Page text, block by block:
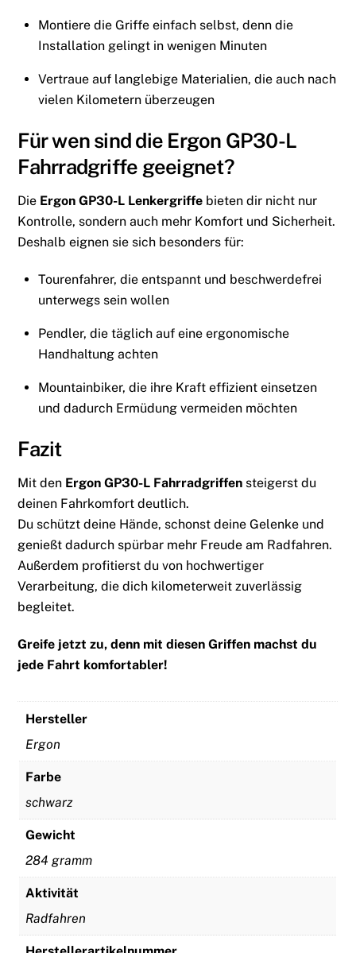
Montiere die Griffe einfach selbst, denn die
Installation gelingt in wenigen Minuten
Vertraue auf langlebige Materialien, die auch nach
vielen Kilometern überzeugen
Für wen sind die Ergon GP30-L
Fahrradgriffe geeignet?
Die Ergon GP30-L Lenkergriffe bieten dir nicht nur
Kontrolle, sondern auch mehr Komfort und Sicherheit.
Deshalb eignen sie sich besonders für:
Tourenfahrer, die entspannt und beschwerdefrei
unterwegs sein wollen
Pendler, die täglich auf eine ergonomische
Handhaltung achten
Mountainbiker, die ihre Kraft effizient einsetzen
und dadurch Ermüdung vermeiden möchten
Fazit
Mit den Ergon GP30-L Fahrradgriffen steigerst du
deinen Fahrkomfort deutlich.
Du schützt deine Hände, schonst deine Gelenke und
genießt dadurch spürbar mehr Freude am Radfahren.
Außerdem profitierst du von hochwertiger
Verarbeitung, die dich kilometerweit zuverlässig
begleitet.
Greife jetzt zu, denn mit diesen Griffen machst du
jede Fahrt komfortabler!
Hersteller
Ergon
Farbe
schwarz
Gewicht
284 gramm
Aktivität
Radfahren